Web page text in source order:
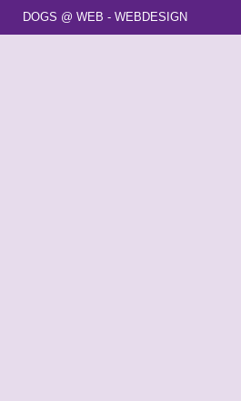
DOGS @ WEB - WEBDESIGN